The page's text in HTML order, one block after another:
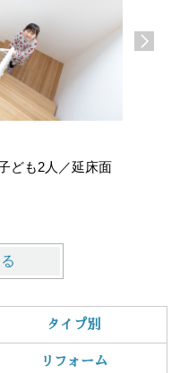
ども2人／延床面
タイプ別
リフォーム